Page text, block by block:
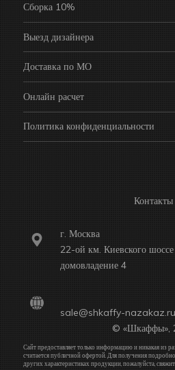
Сборка 10%
Выезд дизайнера
Доставка по МО
Онлайн расчет
Политика конфиденциальности
Контакты
г. Москва
22-ой км. Киевского шоссе
домовладение 4
sale@shkaffy-nazakaz.ru
© «Шкаффы»,
Сайт предоставляет только информацию и никакая из
считается публичной офертой. Для получения
других характеристиках продукции, пожалуйста,